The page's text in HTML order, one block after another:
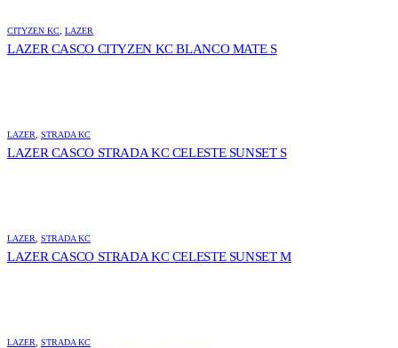
CITYZEN KC LAZER
LAZER CASCO CITYZEN KC BLANCO MATE S
LAZER STRADA KC
LAZER CASCO STRADA KC CELESTE SUNSET S
LAZER STRADA KC
LAZER CASCO STRADA KC CELESTE SUNSET M
LAZER STRADA KC